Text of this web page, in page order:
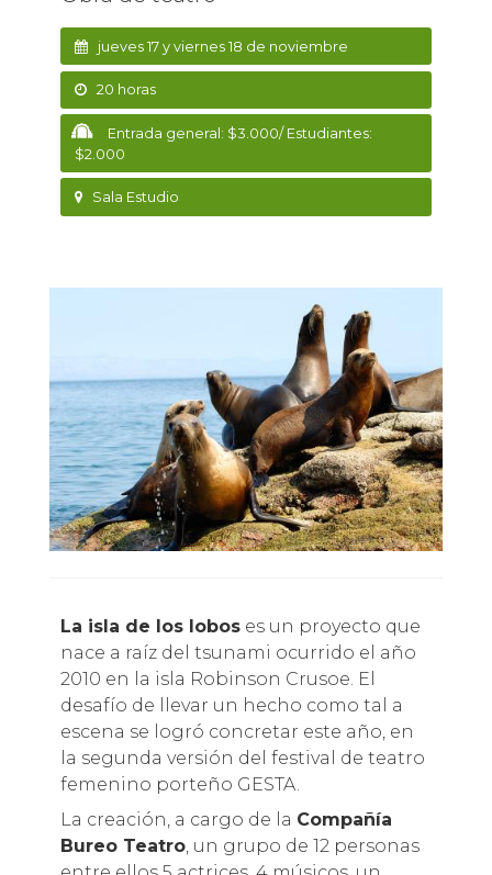
jueves 17 y viernes 18 de noviembre
20 horas
Entrada general: $3.000/ Estudiantes:
$2.000
Sala Estudio
La isla de los loboses un proyecto que
nace a raíz del tsunami ocurrido el año
2010 en la isla Robinson Crusoe. El
desafío de llevar un hecho como tal a
escena se logró concretar este año, en
la segunda versión del festival de teatro
femenino porteño GESTA.
La creación, a cargo de la Compañía
Bureo Teatro, un grupo de 12 personas